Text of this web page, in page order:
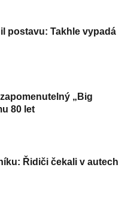
postavu: Takhle vypadá
„Big
80 let
Řidiči čekali v autech